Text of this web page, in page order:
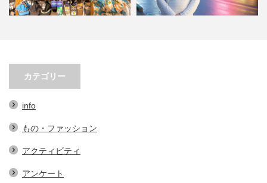
春先必須！KAVUの帽子３選。オ
シャレで実用的なアイテム…
カテゴリー
info
もの・ファッション
アクティビティ
アンケート